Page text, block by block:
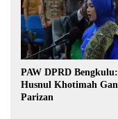
PAW DPRD Bengkulu:
Husnul Khotimah
Parizan